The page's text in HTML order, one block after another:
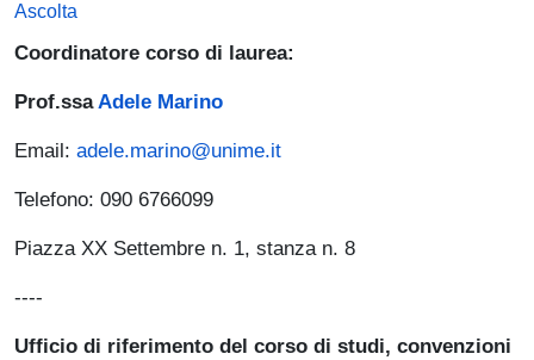
Ascolta
Coordinatore corso di laurea:
Prof.ssaAdele Marino
Email: adele.marino@unime.it
Telefono: 090 6766099
Piazza XX Settembre n. 1, stanza n. 8
----
Ufficio di riferimento del corso di studi, convenzioni